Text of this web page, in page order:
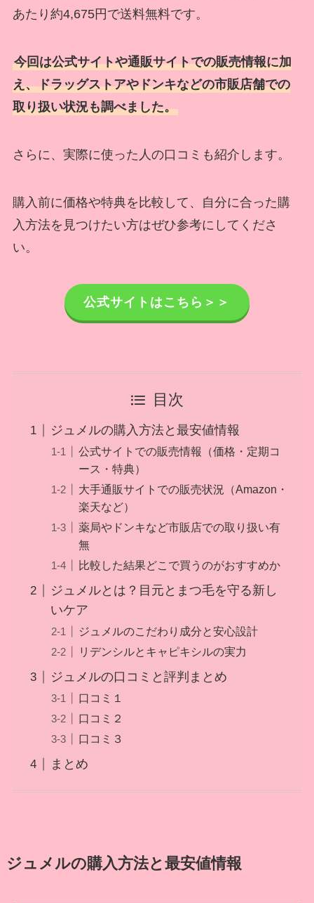
あたり約4,675円で送料無料です。
今回は公式サイトや通販サイトでの販売情報に加
え、ドラッグストアやドンキなどの市販店舗での
取り扱い状況も調べました。
さらに、実際に使った人の口コミも紹介します。
購入前に価格や特典を比較して、自分に合った購
入方法を見つけたい方はぜひ参考にしてくださ
い。
公式サイトはこちら＞＞
目次
ジュメルの購入方法と最安値情報
公式サイトでの販売情報（価格・定期コ
ース・特典）
大手通販サイトでの販売状況（Amazon・
楽天など）
薬局やドンキなど市販店での取り扱い有
無
比較した結果どこで買うのがおすすめか
ジュメルとは？目元とまつ毛を守る新し
いケア
ジュメルのこだわり成分と安心設計
リデンシルとキャピキシルの実力
ジュメルの口コミと評判まとめ
口コミ１
口コミ２
口コミ３
まとめ
ジュメルの購入方法と最安値情報